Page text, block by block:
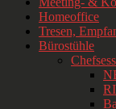
Homeoffice
Tresen,
Bürostühle